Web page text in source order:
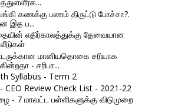
கணக்கு பணம் திருட்டு போச்சா?.
இத ப...
எதிர்காலத்துக்கு தேவையான
மானியதொகை சரியாக
- சரிபா...
Syllabus - Term 2
CEO Review Check List - 2021-22
- 7 மாவட்ட பள்ளிகளுக்கு விடுமுறை